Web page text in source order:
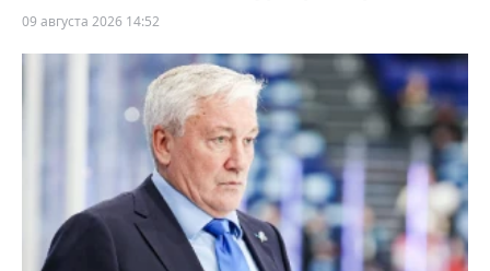
09 августа 2026 14:52